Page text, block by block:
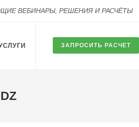
ВЕБИНАРЫ, РЕШЕНИЯ И РАСЧЁТЫ
ЗАПРОСИТЬ РАСЧЕТ